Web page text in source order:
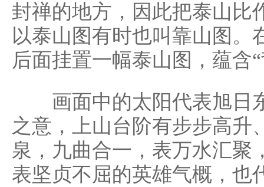
封禅的地方，因此把泰山比
以泰山图有时也叫靠山图。
后面挂置一幅泰山图，蕴含
画面中的太阳代表旭日
之意，上山台阶有步步高升
泉，九曲合一，表万水汇聚
表坚贞不屈的英雄气概，也